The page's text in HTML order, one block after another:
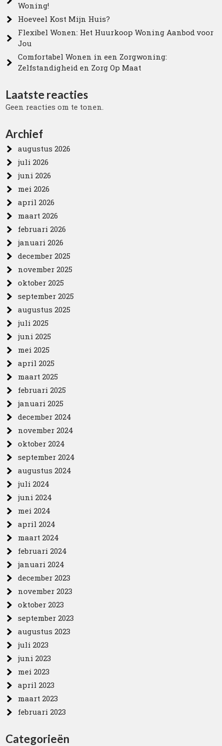
Woning!
Hoeveel Kost Mijn Huis?
Flexibel Wonen: Het Huurkoop Woning Aanbod voor
Jou
Comfortabel Wonen in een Zorgwoning:
Zelfstandigheid en Zorg Op Maat
Laatste reacties
Geen reacties om te tonen.
Archief
augustus 2026
juli 2026
juni 2026
mei 2026
april 2026
maart 2026
februari 2026
januari 2026
december 2025
november 2025
oktober 2025
september 2025
augustus 2025
juli 2025
juni 2025
mei 2025
april 2025
maart 2025
februari 2025
januari 2025
december 2024
november 2024
oktober 2024
september 2024
augustus 2024
juli 2024
juni 2024
mei 2024
april 2024
maart 2024
februari 2024
januari 2024
december 2023
november 2023
oktober 2023
september 2023
augustus 2023
juli 2023
juni 2023
mei 2023
april 2023
maart 2023
februari 2023
Categorieën